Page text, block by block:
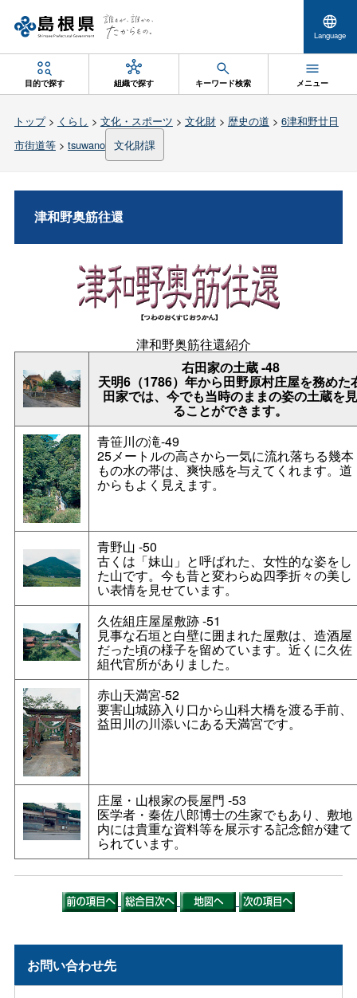
Language
目的で探す 組織で探す キーワード検索 メニュー
トップ> くらし > 文化・スポーツ > 文化財> 歴史の道 > 6津和野廿日
市街道等> tsuwano 文化財課
津和野奥筋往還
津和野奥筋往還紹介
右田家の土蔵-48
天明6（1786）年から田野原村庄屋を務めた
田家では、今でも当時のままの姿の土蔵を
ることができます。
青笹川の滝-49
25メートルの高さから一気に流れ落ちる幾本
もの水の帯は、爽快感を与えてくれます。道
からもよく見えます。
青野山 -50
古くは「妹山」と呼ばれた、女性的な姿をし
た山です。今も昔と変わらぬ四季折々の美し
い表情を見せています。
久佐組庄屋屋敷跡-51
見事な石垣と白壁に囲まれた屋敷は、造酒屋
だった頃の様子を留めています。近くに久佐
組代官所がありました。
赤山天満宮-52
要害山城跡入り口から山科大橋を渡る手前、
益田川の川添いにある天満宮です。
庄屋・山根家の長屋門 -53
医学者・秦佐八郎博士の生家でもあり、敷地
内には貴重な資料等を展示する記念館が建て
られています。
お問い合わせ先